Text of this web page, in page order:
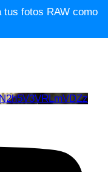
tus fotos RAW como